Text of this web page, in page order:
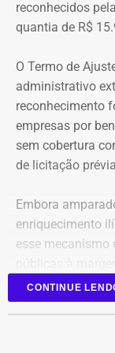
quatro valores,
atualização
A Procuradoria
deputado
autorizando
pagamentos por
documentação
Flávio foi
exigidos.
Para o Ministério
Limpa. A palavra
vai analisar a
reconhecidos
quantia de R$
O Termo de
administrativo
reconhecimento
empresas por
sem cobertura
de licitação
Embora
enriquecimento
esse mecanismo
CONTINUE